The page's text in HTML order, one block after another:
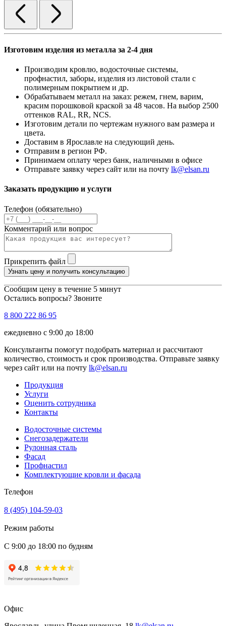
Изготовим изделия из металла за 2-4 дня
Производим кровлю, водосточные системы,
профнастил, заборы, изделия из листовой стали с
полимерным покрытием и др.
Обрабатываем металл на заказ: режем, гнем, варим,
красим порошковой краской за 48 часов. На выбор 2500
оттенков RAL, RR, NCS.
Изготовим детали по чертежам нужного вам размера и
цвета.
Доставим в Ярославле на следующий день.
Отправим в регион РФ.
Принимаем оплату через банк, наличными в офисе
Отправьте заявку через сайт или на почту lk@elsan.ru
Заказать продукцию и услуги
Телефон (обязательно)
Комментарий или вопрос
Прикрепить файл
Узнать цену и получить консультацию
Сообщим цену в течение 5 минут
Остались вопросы? Звоните
8 800 222 86 95
ежедневно с 9:00 до 18:00
Консультанты помогут подобрать материал и рассчитают
количество, стоимость и срок производства. Отправьте заявку
через сайт или на почту lk@elsan.ru
Продукция
Услуги
Оценить сотрудника
Контакты
Водосточные системы
Снегозадержатели
Рулонная сталь
Фасад
Профнастил
Комплектующие кровли и фасада
Телефон
8 (495) 104-59-03
Режим работы
С 9:00 до 18:00 по будням
Офис